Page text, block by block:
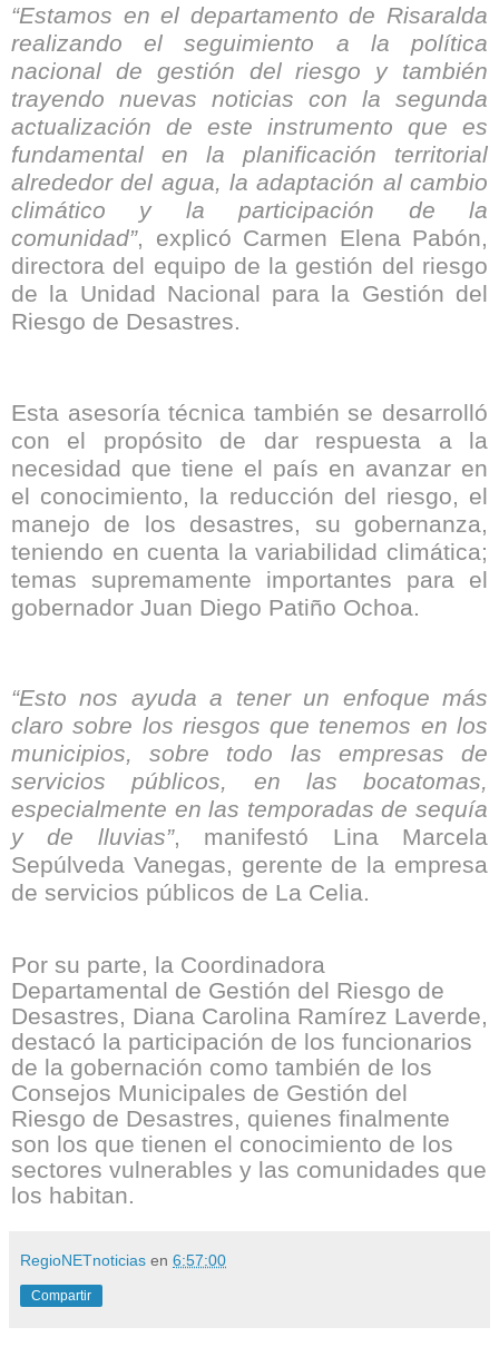
“Estamos en el departamento de Risaralda
realizando el seguimiento a la política
nacional de gestión del riesgo y también
trayendo nuevas noticias con la segunda
actualización de este instrumento que es
fundamental en la planificación territorial
alrededor del agua, la adaptación al cambio
climático y la participación de la
comunidad”, explicó Carmen Elena Pabón,
directora del equipo de la gestión del riesgo
de la Unidad Nacional para la Gestión del
Riesgo de Desastres.
Esta asesoría técnica también se desarrolló
con el propósito de dar respuesta a la
necesidad que tiene el país en avanzar en
el conocimiento, la reducción del riesgo, el
manejo de los desastres, su gobernanza,
teniendo en cuenta la variabilidad climática;
temas supremamente importantes para el
gobernador Juan Diego Patiño Ochoa.
“Esto nos ayuda a tener un enfoque más
claro sobre los riesgos que tenemos en los
municipios, sobre todo las empresas de
servicios públicos, en las bocatomas,
especialmente en las temporadas de sequía
y de lluvias”, manifestó Lina Marcela
Sepúlveda Vanegas, gerente de la empresa
de servicios públicos de La Celia.
Por su parte, la Coordinadora
Departamental de Gestión del Riesgo de
Desastres, Diana Carolina Ramírez Laverde,
destacó la participación de los funcionarios
de la gobernación como también de los
Consejos Municipales de Gestión del
Riesgo de Desastres, quienes finalmente
son los que tienen el conocimiento de los
sectores vulnerables y las comunidades que
los habitan.
RegioNETnoticias en 6:57:00
Compartir